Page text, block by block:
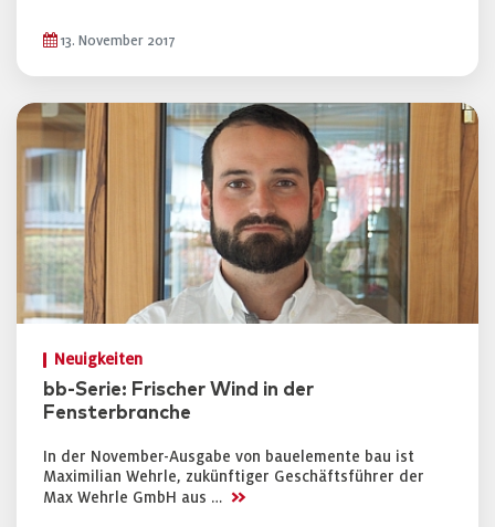
13. November 2017
Neuigkeiten
bb-Serie: Frischer Wind in der
Fensterbranche
In der November-Ausgabe von bauelemente bau ist
Maximilian Wehrle, zukünftiger Geschäftsführer der
Max Wehrle GmbH aus … >>